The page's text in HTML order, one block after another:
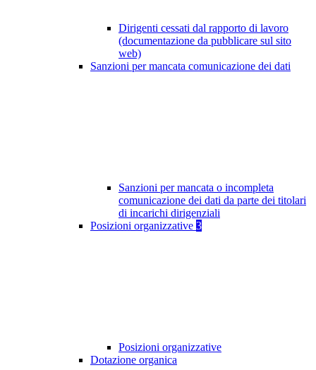
Dirigenti cessati dal rapporto di lavoro
(documentazione da pubblicare sul sito
web)
Sanzioni per mancata comunicazione dei dati
Sanzioni per mancata o incompleta
comunicazione dei dati da parte dei titolari
di incarichi dirigenziali
Posizioni organizzative 3
Posizioni organizzative
Dotazione organica